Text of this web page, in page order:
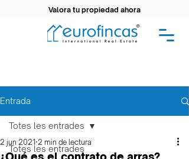
Valora tu propiedad ahora
Entrada
Totes les entrades
Totes les entrades
2 jun 2021 2 min de lectura